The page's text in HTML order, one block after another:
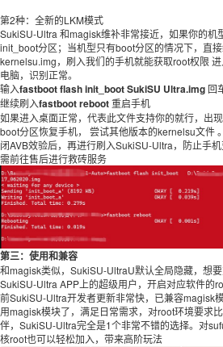
第2种：全新的LKM模式
SukiSU-Ultra 和magisk维补非常接近，如果你的机
init_boot分区；当机型只有boot分区的情况下，直
kernelsu.img，刷入我们的手机就能获取root权限
电脑，识别正常。
输入fastboot flash init_boot SukiSU Ultra.img 回
继续刷入fastboot reboot重启手机
如果进入桌面正常，代表此文件支持你的就行，出
boot分区恢复手机， 尝试其他版本的kernelsu文件
闭AVB效验后，再进行刷入SukiSU-Ultra，防止手机
需前往售后进行救砖服务
第三：使用和兼容
和magisk类似，SukiSU-UltraU默认全局隐藏，想
SukiSU-Ultra APP上的超级用户，开启对应软件的
前SukiSU-Ultra开发者更新非常快，已兼容magisk
用magisk模块了，满足日常需求，对root环境要求
伴，SukiSU-Ultra完全是1个非常不错的选择。对
核root也可以轻松加入，带来高阶玩法